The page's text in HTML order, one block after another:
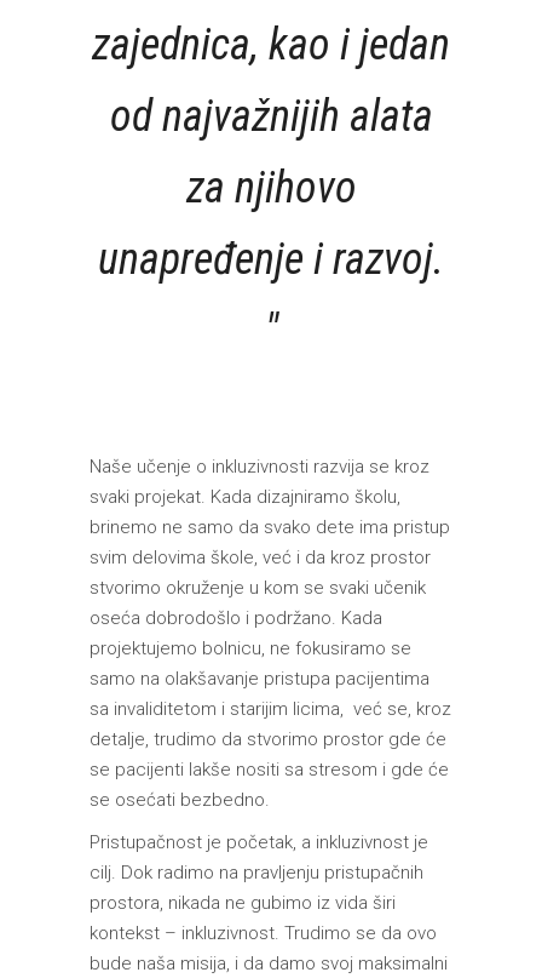
zajednica, kao i jedan
od najvažnijih alata
za njihovo
unapređenje i razvoj.
Naše učenje o inkluzivnosti razvija se kroz
svaki projekat. Kada dizajniramo školu,
brinemo ne samo da svako dete ima pristup
svim delovima škole, već i da kroz prostor
stvorimo okruženje u kom se svaki učenik
oseća dobrodošlo i podržano. Kada
projektujemo bolnicu, ne fokusiramo se
samo na olakšavanje pristupa pacijentima
sa invaliditetom i starijim licima, već se, kroz
detalje, trudimo da stvorimo prostor gde će
se pacijenti lakše nositi sa stresom i gde će
se osećati bezbedno.
Pristupačnost je početak, a inkluzivnost je
cilj. Dok radimo na pravljenju pristupačnih
prostora, nikada ne gubimo iz vida širi
kontekst – inkluzivnost. Trudimo se da ovo
bude naša misija, i da damo svoj maksimalni